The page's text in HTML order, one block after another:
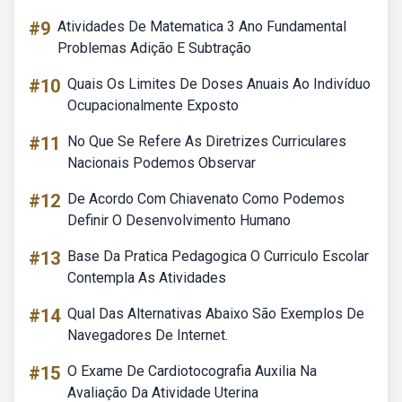
#9 Atividades De Matematica 3 Ano Fundamental
Problemas Adição E Subtração
#10 Quais Os Limites De Doses Anuais Ao Indivíduo
Ocupacionalmente Exposto
#11
No Que Se Refere As Diretrizes Curriculares
Nacionais Podemos Observar
#12 De Acordo Com Chiavenato Como Podemos
Definir O Desenvolvimento Humano
#13 Base Da Pratica Pedagogica O Curriculo Escolar
Contempla As Atividades
#14 Qual Das Alternativas Abaixo São Exemplos De
Navegadores De Internet.
#15 O Exame De Cardiotocografia Auxilia Na
Avaliação Da Atividade Uterina